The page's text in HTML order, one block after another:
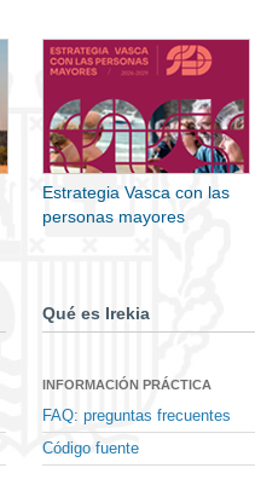
Estrategia Vasca con las
personas mayores
Qué es Irekia
INFORMACIÓN PRÁCTICA
FAQ: preguntas frecuentes
Código fuente